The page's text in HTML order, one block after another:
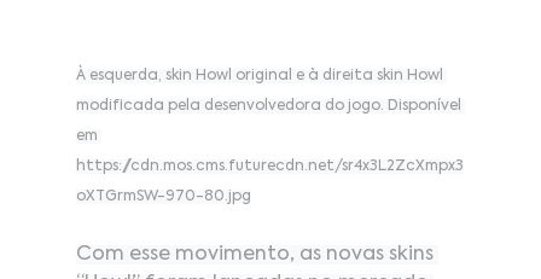
À esquerda, skin Howl original e à direita skin Howl
modificada pela desenvolvedora do jogo. Disponível
em
https://cdn.mos.cms.futurecdn.net/sr4x3L2ZcXmpx3
oXTGrmSW-970-80.jpg
Com esse movimento, as novas skins